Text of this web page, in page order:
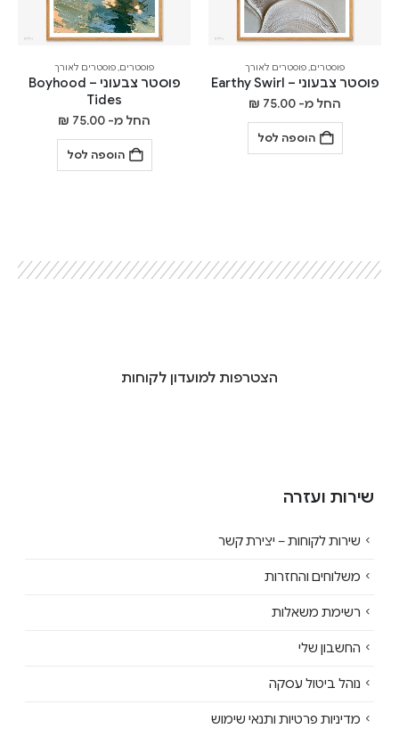
פוסטרים,פוסטרים לאורך
פוסטר צבעוני – Earthy Swirl
החל מ- ₪ 75.00
הוספה לסל
פוסטרים,פוסטרים לאורך
פוסטר צבעוני – Boyhood
Tides
החל מ- ₪ 75.00
הוספה לסל
הצטרפות למועדון לקוחות
שירות ועזרה
שירות לקוחות – יצירת קשר
משלוחים והחזרות
רשימת משאלות
החשבון שלי
נוהל ביטול עסקה
מדיניות פרטיות ותנאי שימוש